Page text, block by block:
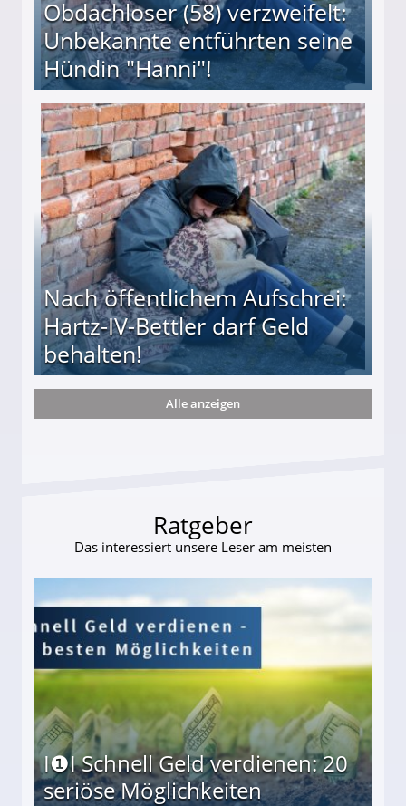
Obdachloser (58) verzweifelt:
Unbekannte entführten seine
Hündin "Hanni"!
entführten seine Hündin "Hanni"!
Nach öffentlichem Aufschrei:
Hartz-IV-Bettler darf Geld
behalten!
darf Geld behalten!
Alle anzeigen
Ratgeber
Das interessiert unsere Leser am meisten
I❶I Schnell Geld verdienen: 20
seriöse Möglichkeiten